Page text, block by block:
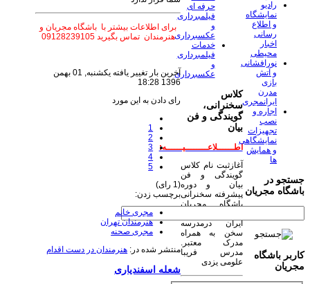
برای اطلاعات بیشتر با باشگاه مجریان و
هنرمندان تماس بگیرید 09128239105
آخرین بار تغییر یافته یکشنبه, 01 بهمن
1396 18:28
رای دادن به این مورد
1
2
3
4
5
(1 رای)
برچسب زدن:
مجری خانم
هنرمندان تهران
مجری صحنه
منتشر شده در: هنرمندان در دست اقدام
شعله اسفندیاری
حرفه ای
فیلمبرداری
و
عکسبرداری
خدمات
فیلمبرداری
و
عکسبرداری
کلاس
سخنرانی،
گویندگی و فن
بیان
اطــــــلاعــــــــیــــــه:
آغازثبت نام کلاس
گویندگی و فن
بیان و دوره
پیشرفته سخنرانی
باشگاه مجریان
ایران درمدرسه
سخن به همراه
مدرک معتبر.
مدرس فریبا
علومی یزدی
رادیو
نمایشگاه
و اطلاع
رسانی
اخبار
محیطی
نورافشانی
و آتش
بازی
مدرن
ایرانمجری
اجاره و
نصب
تجهیزات
نمایشگاهی
و همایش
ها
جستجو در
باشگاه مجریان
کاربر باشگاه
مجریان